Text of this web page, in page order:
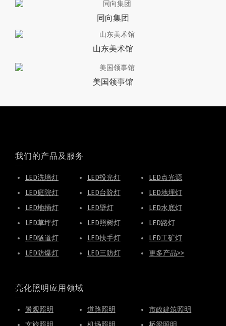
同向集团
山东美术馆
美国领事馆
我们的产品及服务
LED洗墙灯 LED投光灯
LED点光源
LED庭院灯
LED台阶灯
LED地埋灯
LED地插灯
LED壁灯
LED水底灯
LED草坪灯
LED照树灯
LED路灯
LED隧道灯
LED扶手灯
LED工矿灯
LED防爆灯
LED三防灯 更多产品>>
亮化照明应用领域
景观照明 道路照明
市政建筑照明